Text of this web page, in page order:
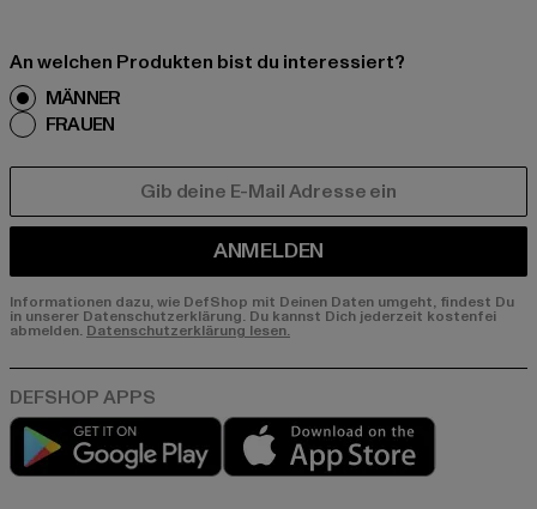
An welchen Produkten bist du interessiert?
MÄNNER
FRAUEN
ANMELDEN
Informationen dazu, wie DefShop mit Deinen Daten umgeht, findest Du
in unserer Datenschutzerklärung. Du kannst Dich jederzeit kostenfei
abmelden. Datenschutzerklärung lesen.
Play market